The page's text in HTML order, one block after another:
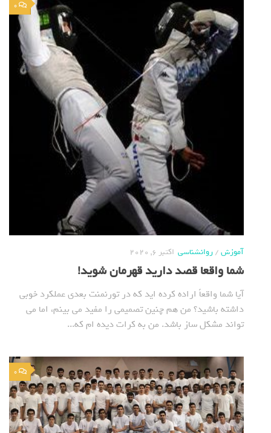
0
آموزش/روانشناسی اکتبر 6, 2020
شما واقعا قصد دارید قهرمان شوید!
آیا شما واقعاً اراده کرده اید که در تورنمنت بعدی عملکرد خوبی
داشته باشید؟ من هم چنین تصمیمی را مفید می بینم، اما می
تواند مشکل ساز باشد. من به کرات دیده ام که...
0